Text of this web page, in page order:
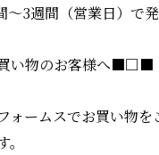
3週間（営業日）で発
い物のお客様へ■□■
ォームスでお買い物を